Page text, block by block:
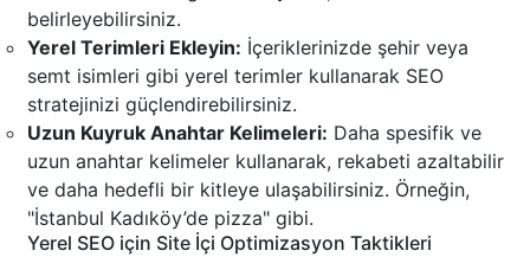
belirleyebilirsiniz.
Yerel Terimleri Ekleyin: İçeriklerinizde şehir veya
semt isimleri gibi yerel terimler kullanarak SEO
stratejinizi güçlendirebilirsiniz.
Uzun Kuyruk Anahtar Kelimeleri: Daha spesifik ve
uzun anahtar kelimeler kullanarak, rekabeti azaltabilir
ve daha hedefli bir kitleye ulaşabilirsiniz. Örneğin,
"İstanbul Kadıköy’de pizza" gibi.
Yerel SEO için Site İçi Optimizasyon Taktikleri